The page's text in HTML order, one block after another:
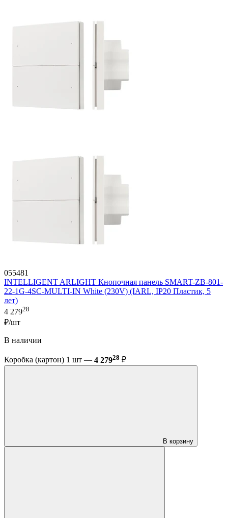
055481
INTELLIGENT ARLIGHT Кнопочная панель SMART-ZB-801-
22-1G-4SC-MULTI-IN White (230V) (IARL, IP20 Пластик, 5
лет)
4 27928
₽/шт
В наличии
Коробка (картон) 1 шт — 4 27928 ₽
В корзину